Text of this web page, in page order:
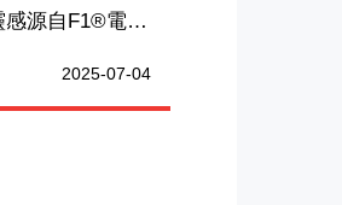
源自F1®電影
2025-07-04